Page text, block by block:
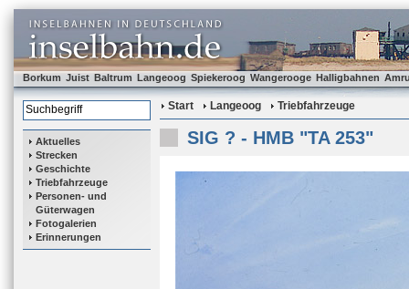
Borkum Juist Baltrum Langeoog Spiekeroog Wangerooge Halligbahnen
Aktuelles
Strecken
Geschichte
Triebfahrzeuge
Personen- und
Güterwagen
Fotogalerien
Erinnerungen
Start Langeoog Triebfahrzeuge
SIG ? - HMB "TA 253"